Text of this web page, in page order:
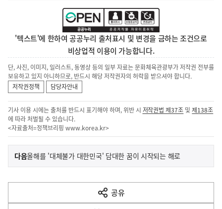
'텍스트'에 한하여 공공누리 출처표시 및 변경을 금하는 조건으로
비상업적 이용이 가능합니다.
단, 사진, 이미지, 일러스트, 동영상 등의 일부 자료는 문화체육관광부가 저작권 전부를
보유하고 있지 아니하므로, 반드시 해당 저작권자의 허락을 받으셔야 합니다.
저작권정책
담당자안내
기사 이용 시에는 출처를 반드시 표기해야 하며, 위반 시 저작권법 제37조 및제138조
에 따라 처벌될 수 있습니다.
<자료출처=정책브리핑 www.korea.kr>
이
전
다
음
다음기
사
올해를 '대체불가 대한민국' 담대한 꿈이 시작되는 해로
공유
열